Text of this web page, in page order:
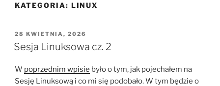
KATEGORIA: LINUX
OPUBLIKOWANE
W
28 KWIETNIA, 2026
Sesja Linuksowa cz. 2
W poprzednim wpisie było o tym, jak pojechałem na
Sesję Linuksową i co mi się podobało. W tym będzie o